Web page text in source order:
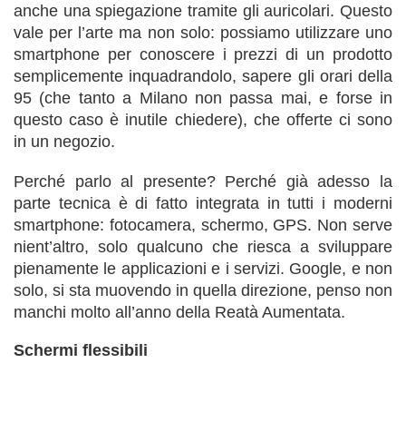
anche una spiegazione tramite gli auricolari. Questo
vale per l’arte ma non solo: possiamo utilizzare uno
smartphone per conoscere i prezzi di un prodotto
semplicemente inquadrandolo, sapere gli orari della
95 (che tanto a Milano non passa mai, e forse in
questo caso è inutile chiedere), che offerte ci sono
in un negozio.
Perché parlo al presente? Perché già adesso la
parte tecnica è di fatto integrata in tutti i moderni
smartphone: fotocamera, schermo, GPS. Non serve
nient’altro, solo qualcuno che riesca a sviluppare
pienamente le applicazioni e i servizi. Google, e non
solo, si sta muovendo in quella direzione, penso non
manchi molto all’anno della Reatà Aumentata.
Schermi flessibili